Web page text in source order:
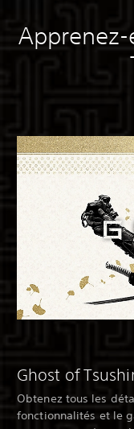
Ghost of
Obtenez tous les
fonctionnalités et le